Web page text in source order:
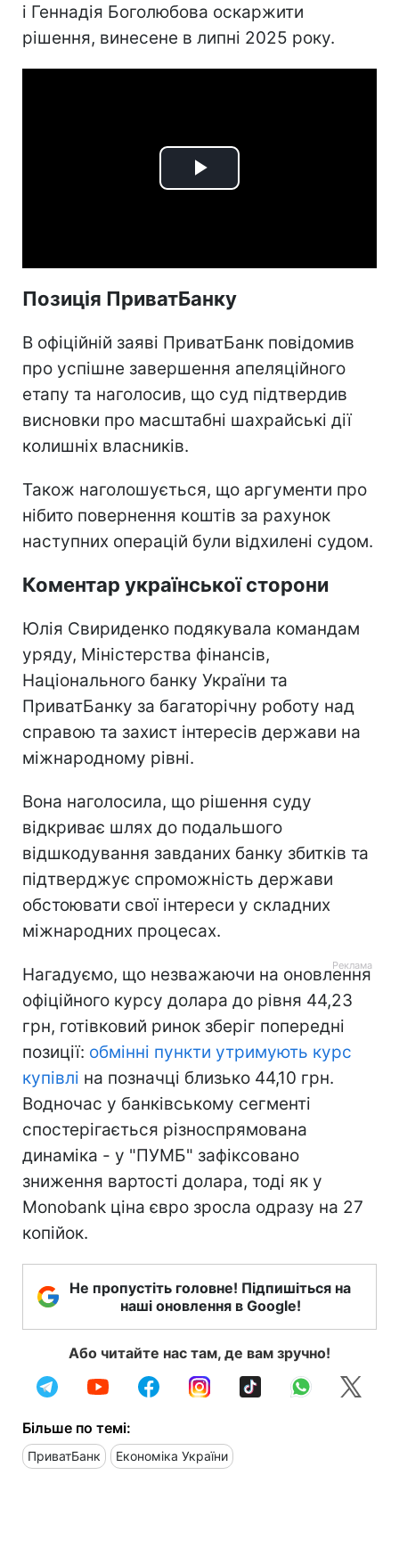
і Геннадія Боголюбова оскаржити
рішення, винесене в липні 2025 року.
Play
Позиція ПриватБанку
В офіційній заяві ПриватБанк повідомив
про успішне завершення апеляційного
етапу та наголосив, що суд підтвердив
висновки про масштабні шахрайські дії
колишніх власників.
Також наголошується, що аргументи про
нібито повернення коштів за рахунок
наступних операцій були відхилені судом.
Коментар української сторони
Юлія Свириденко подякувала командам
уряду, Міністерства фінансів,
Національного банку України та
ПриватБанку за багаторічну роботу над
справою та захист інтересів держави на
міжнародному рівні.
Вона наголосила, що рішення суду
відкриває шлях до подальшого
відшкодування завданих банку збитків та
підтверджує спроможність держави
обстоювати свої інтереси у складних
міжнародних процесах.
Нагадуємо, що незважаючи на оновлення
офіційного курсу долара до рівня 44,23
грн, готівковий ринок зберіг попередні
позиції: обмінні пункти утримують курс
купівлі на позначці близько 44,10 грн.
Водночас у банківському сегменті
спостерігається різноспрямована
динаміка - у "ПУМБ" зафіксовано
зниження вартості долара, тоді як у
Monobank ціна євро зросла одразу на 27
копійок.
Не пропустіть головне! Підпишіться на
наші оновлення в Google!
Або читайте нас там, де вам зручно!
Більше по темі:
ПриватБанк Економіка України